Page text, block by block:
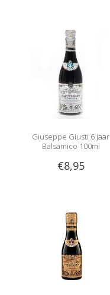
Giuseppe Giusti 6 jaar
Balsamico 100ml
€8,95